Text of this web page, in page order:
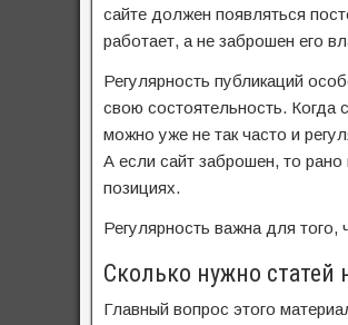
сайте должен появляться
работает, а не заброшен его
Регулярность публикаций
свою состоятельность. Когда
можно уже не так часто и
А если сайт заброшен, то
позициях.
Регулярность важна для
Сколько нужно статей
Главный вопрос этого